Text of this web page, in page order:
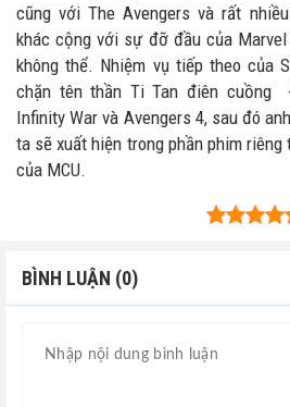
cũng với The Avengers và rất
khác cộng với sự đỡ đầu của
không thể. Nhiệm vụ tiếp theo của
chặn tên thần Ti Tan điên cuồng -
Infinity War và Avengers 4, sau đó
ta sẽ xuất hiện trong phần phim
của MCU.
BÌNH LUẬN (0)